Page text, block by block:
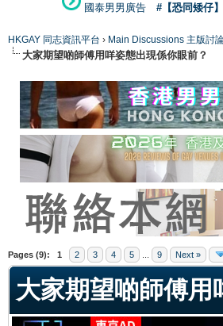
國泰男男廣告
#【恐同矮仔
HKGAY 同志資訊平台 › Main Discussions 主版討
大家期望啲師傅用咩姿態出現係你眼前？
Pages (9): 1 2 3 4 5 9 Next »
大家期望啲師傅